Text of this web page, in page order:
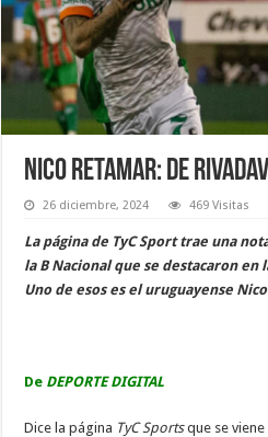
Nico Retamar: de
26 diciembre, 2024 469 Visitas
La página de TyC Sport trae una
la B Nacional que se destacaron
Uno de esos es el uruguayense
De DEPORTE DIGITAL
Dice la página TyC Sportsque se